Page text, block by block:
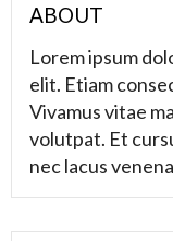
ABOUT
Lorem ipsum
elit. Etiam
Vivamus vitae
volutpat. Et
nec lacus